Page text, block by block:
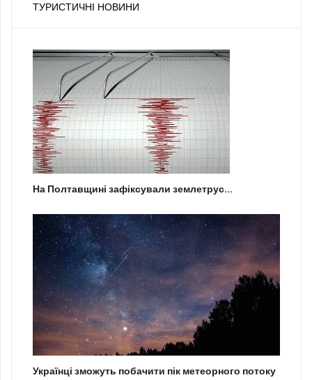
ТУРИСТИЧНІ НОВИНИ
На Полтавщині зафіксували землетрус...
Українці зможуть побачити пік метеорного потоку